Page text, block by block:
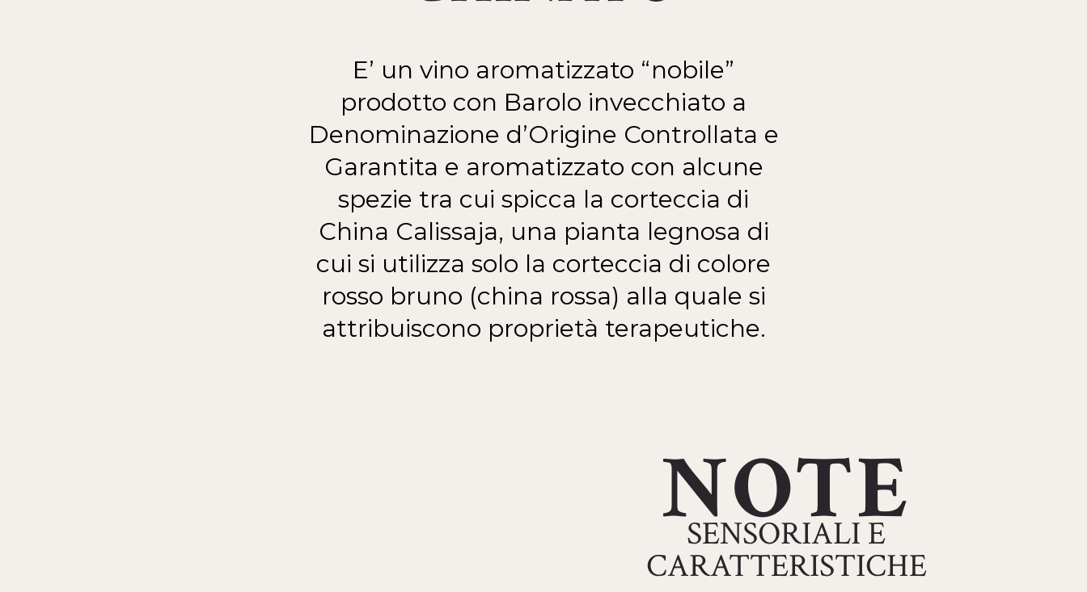
E’ un vino aromatizzato “nobile”
prodotto con Barolo invecchiato a
Denominazione d’Origine Controllata e
Garantita e aromatizzato con alcune
spezie tra cui spicca la corteccia di
China Calissaja, una pianta legnosa di
cui si utilizza solo la corteccia di colore
rosso bruno (china rossa) alla quale si
attribuiscono proprietà terapeutiche.
NOTE
SENSORIALI E
CARATTERISTICHE